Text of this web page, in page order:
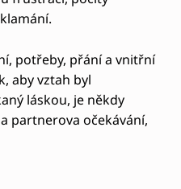
potřeby, přání a vnitřní
aby vztah byl
láskou, je někdy
partnerova očekávání,